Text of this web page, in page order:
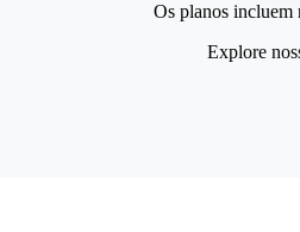
Os planos incluem
Explore